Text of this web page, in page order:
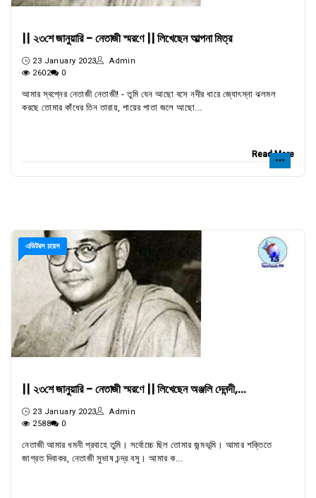
|| ২৩শে জানুয়ারি - নেতাজী স্মরণে || লিখেছেন আল্পনা মিত্র
23 January 2023
Admin
2602
0
আমার স্বপ্নের নেতাজী নেতাজী! - তুমি যেন আছো বসে নদীর ধারে জ্যোৎস্না ঝলমল
করছে তোমার কাঁধের তিন তারায়, পায়ের পাতা জলে আছো...
Read More
এডিটরস চয়েস
|| ২৩শে জানুয়ারি - নেতাজী স্মরণে || লিখেছেন অঞ্জলি দেনন্দী,...
23 January 2023
Admin
2588
0
নেতাজী আমার ধমনী প্রবাহে তুমি। সর্বোচ্চে ছিল তোমার জন্মভূমি। আমার শক্তিতে
জাগ্রত দিবাকর, নেতাজী সুভাষ চন্দ্র বসু। আমার ক...